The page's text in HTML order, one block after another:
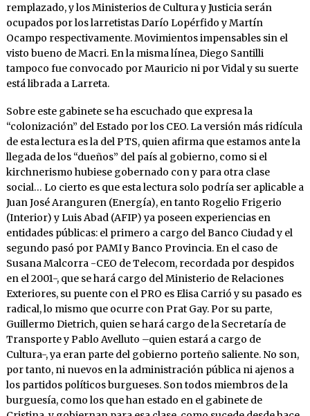
remplazado, y los Ministerios de Cultura y Justicia serán
ocupados por los larretistas Darío Lopérfido y Martín
Ocampo respectivamente. Movimientos impensables sin el
visto bueno de Macri. En la misma línea, Diego Santilli
tampoco fue convocado por Mauricio ni por Vidal y su suerte
está librada a Larreta.
Sobre este gabinete se ha escuchado que expresa la
“colonización” del Estado por los CEO. La versión más ridícula
de esta lectura es la del PTS, quien afirma que estamos ante la
llegada de los “dueños” del país al gobierno, como si el
kirchnerismo hubiese gobernado con y para otra clase
social… Lo cierto es que esta lectura solo podría ser aplicable a
Juan José Aranguren (Energía), en tanto Rogelio Frigerio
(Interior) y Luis Abad (AFIP) ya poseen experiencias en
entidades públicas: el primero a cargo del Banco Ciudad y el
segundo pasó por PAMI y Banco Provincia. En el caso de
Susana Malcorra -CEO de Telecom, recordada por despidos
en el 2001-, que se hará cargo del Ministerio de Relaciones
Exteriores, su puente con el PRO es Elisa Carrió y su pasado es
radical, lo mismo que ocurre con Prat Gay. Por su parte,
Guillermo Dietrich, quien se hará cargo de la Secretaría de
Transporte y Pablo Avelluto –quien estará a cargo de
Cultura-, ya eran parte del gobierno porteño saliente. No son,
por tanto, ni nuevos en la administración pública ni ajenos a
los partidos políticos burgueses. Son todos miembros de la
burguesía, como los que han estado en el gabinete de